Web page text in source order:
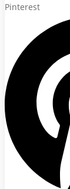
Pinterest